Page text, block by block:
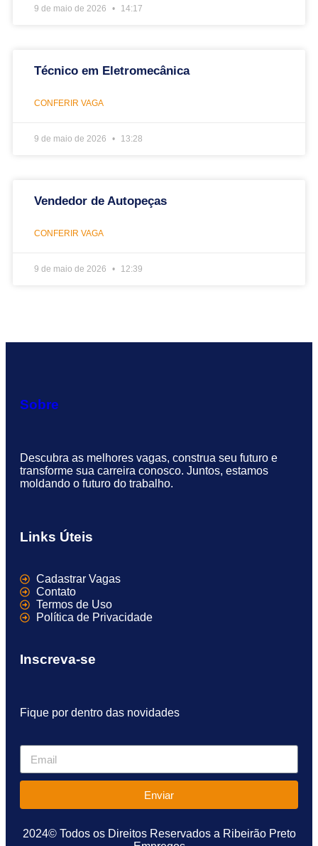
9 de maio de 2026 14:17
Técnico em Eletromecânica
CONFERIR VAGA
9 de maio de 2026 13:28
Vendedor de Autopeças
CONFERIR VAGA
9 de maio de 2026 12:39
Sobre
Descubra as melhores vagas, construa seu futuro e
transforme sua carreira conosco. Juntos, estamos
moldando o futuro do trabalho.
Links Úteis
Cadastrar Vagas
Contato
Termos de Uso
Política de Privacidade
Inscreva-se
Fique por dentro das novidades
Enviar
2024© Todos os Direitos Reservados a Ribeirão Preto